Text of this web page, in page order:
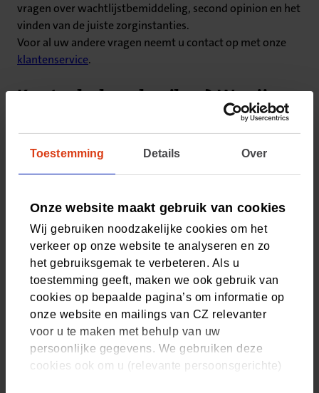
Toestemming Details Over
Onze website maakt gebruik van cookies
Wij gebruiken noodzakelijke cookies om het
verkeer op onze website te analyseren en zo
het gebruiksgemak te verbeteren. Als u
toestemming geeft, maken we ook gebruik van
cookies op bepaalde pagina’s om informatie op
onze website en mailings van CZ relevanter
voor u te maken met behulp van uw
persoonlijke gegevens. We gebruiken deze
cookies ook om u (relevante persoonsgerichte)
vragen over wachtlijstbemiddeling, second opinion en het
vinden van de juiste zorginstanties.
Voor al uw andere vragen neemt u contact op met onze
klantenservice.
Kunt u hulp gebruiken? We zijn er
Chat of bel via de CZ app
medewerker. We reageren op maandag t/m vrijdag
8:00 - 17:30 uur.
Vind uw antwoord via Service & Contact
Stel uw vraag of kies een onderwerp. Zo vindt u snel
het antwoord dat u zoekt.